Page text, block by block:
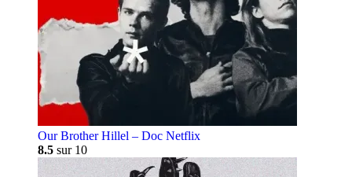
Our Brother Hillel – Doc Netflix
8.5 sur 10